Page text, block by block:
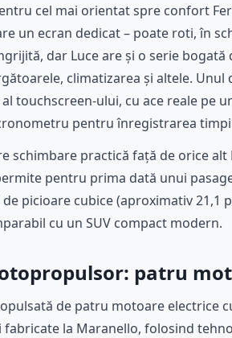
cel mai orientat spre confort
un ecran dedicat – poate roti, în
dar Luce are și o serie
climatizarea și altele.
touchscreen-ului, cu ace reale pe
pentru înregistrarea
schimbare practică față de orice
pentru prima dată unui
picioare cubice (aproximativ
cu un SUV compact modern.
patru
de patru motoare electrice
fabricate la Maranello, folosind